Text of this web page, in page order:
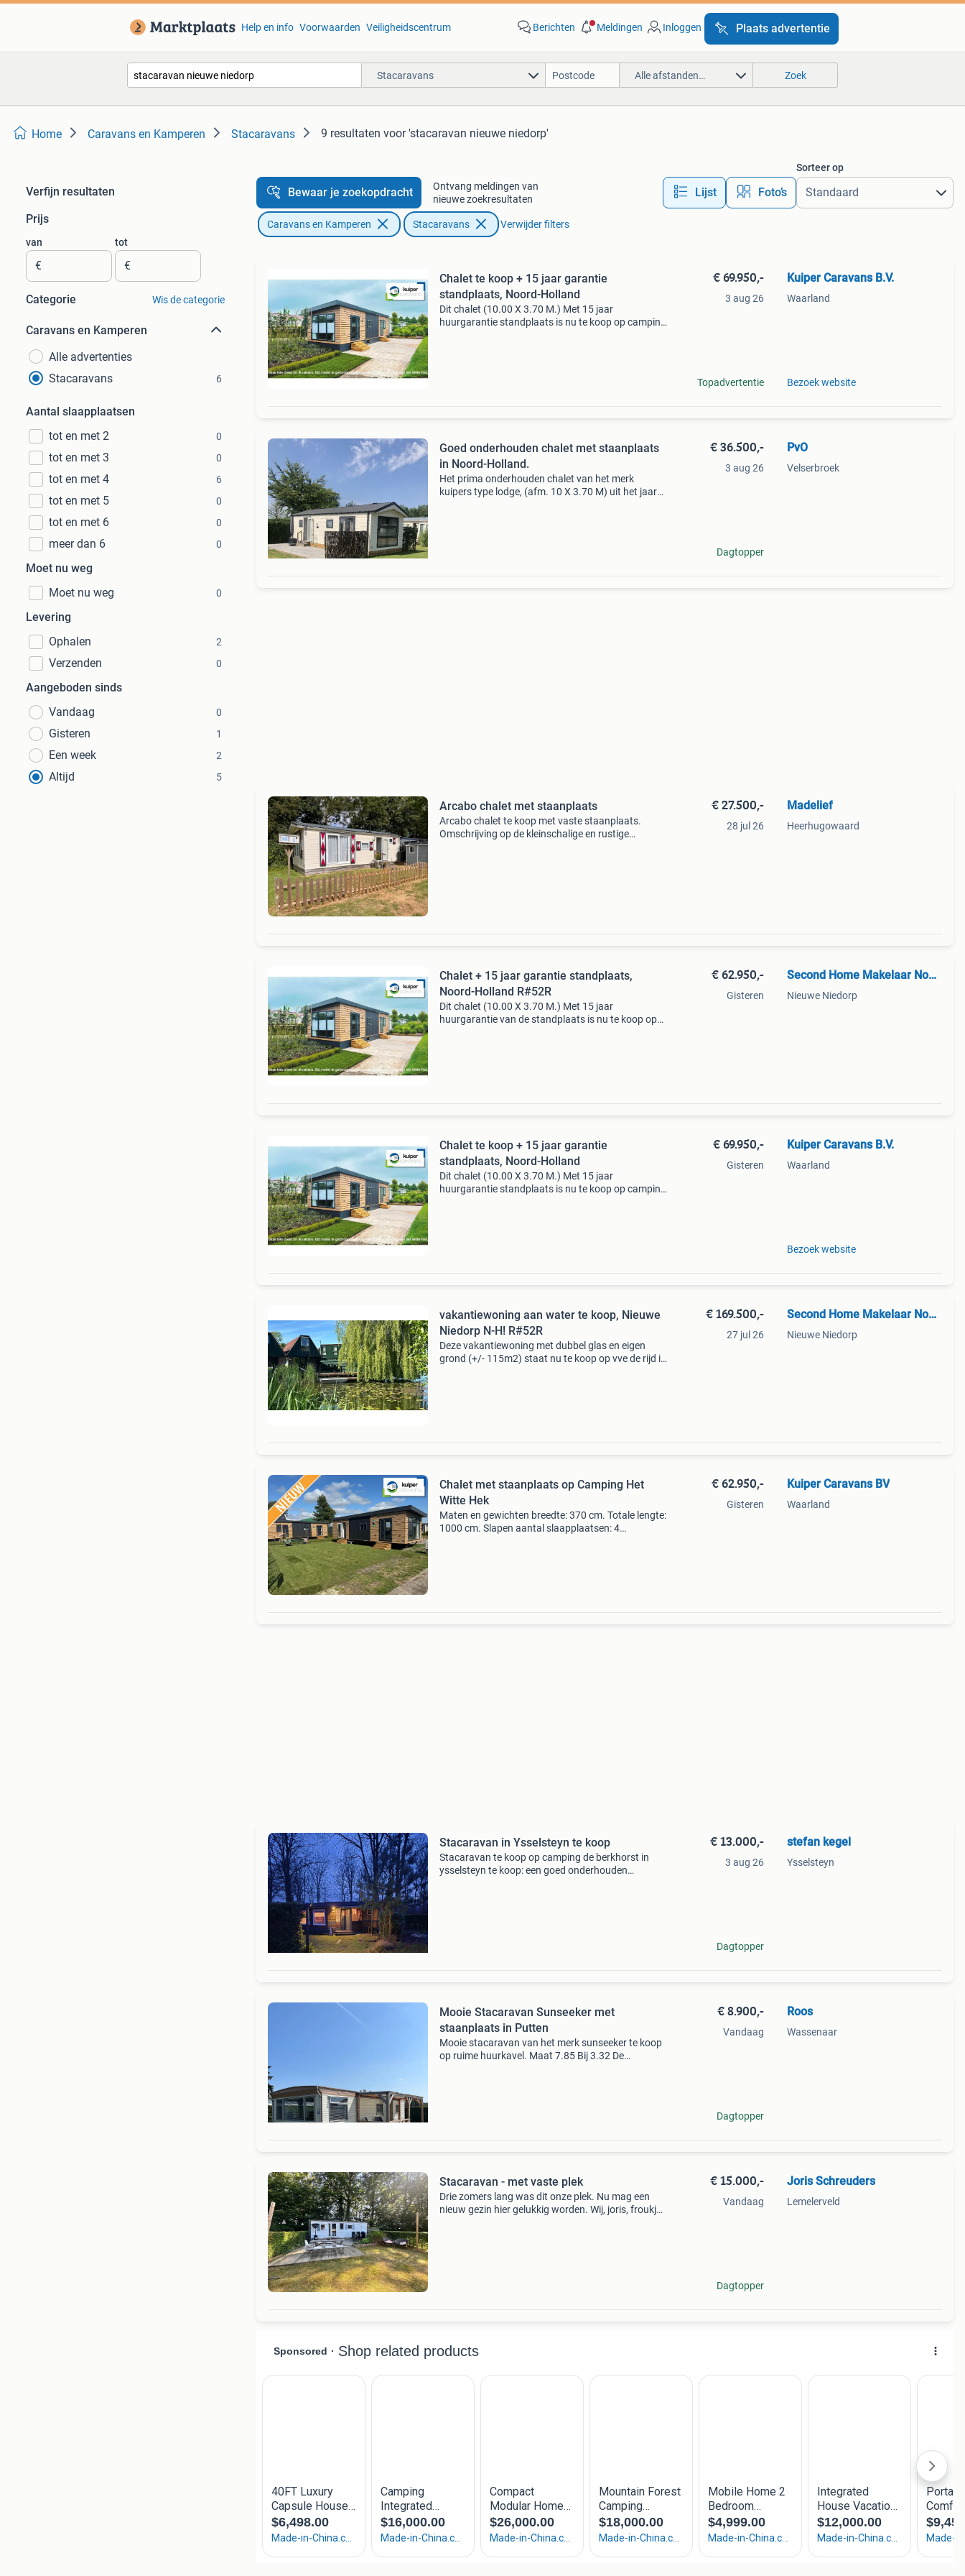
Help en info Voorwaarden Veiligheidscentrum Berichten Meldingen Inloggen Plaats advertentie
Stacaravans Alle afstanden… Zoek
Home Caravans en Kamperen Stacaravans 9 resultaten voor 'stacaravan nieuwe niedorp'
Verfijn resultaten
Prijs
van
€
tot
€
Categorie Wis de categorie
Caravans en Kamperen
Alle advertenties
Stacaravans
6
Aantal slaapplaatsen
tot en met 2
0
tot en met 3 0
tot en met 4 6
tot en met 5 0
tot en met 6 0
meer dan 6 0
Moet nu weg
Moet nu weg
0
Levering
Ophalen
2
Verzenden 0
Aangeboden sinds
Vandaag
0
Gisteren 1
Een week 2
Altijd 5
Bewaar je zoekopdracht
Ontvang meldingen van
nieuwe zoekresultaten
Lijst Foto’s
Sorteer op
Caravans en Kamperen Stacaravans Verwijder filters
Chalet te koop + 15 jaar garantie
standplaats, Noord-Holland
Dit chalet (10.00 X 3.70 M.) Met 15 jaar
huurgarantie standplaats is nu te koop op camping
€ 69.950,-
3 aug 26
Topadvertentie
Kuiper Caravans B.V.
Waarland
Bezoek website
Goed onderhouden chalet met staanplaats
in Noord-Holland.
Het prima onderhouden chalet van het merk
kuipers type lodge, (afm. 10 X 3.70 M) uit het jaar
€ 36.500,-
3 aug 26
Dagtopper
PvO
Velserbroek
Arcabo chalet met staanplaats
Arcabo chalet te koop met vaste staanplaats.
Omschrijving op de kleinschalige en rustige
€ 27.500,-
28 jul 26
Madelief
Heerhugowaard
Chalet + 15 jaar garantie standplaats,
Noord-Holland R#52R
Dit chalet (10.00 X 3.70 M.) Met 15 jaar
huurgarantie van de standplaats is nu te koop op
€ 62.950,-
Gisteren
Second Home Makelaar Noord/Zuid-Holland en Friesland
Nieuwe Niedorp
Chalet te koop + 15 jaar garantie
standplaats, Noord-Holland
Dit chalet (10.00 X 3.70 M.) Met 15 jaar
huurgarantie standplaats is nu te koop op camping
€ 69.950,-
Gisteren
Kuiper Caravans B.V.
Waarland
Bezoek website
vakantiewoning aan water te koop, Nieuwe
Niedorp N-H! R#52R
Deze vakantiewoning met dubbel glas en eigen
grond (+/- 115m2) staat nu te koop op vve de rijd in
€ 169.500,-
27 jul 26
Second Home Makelaar Noord/Zuid-Holland en Friesland
Nieuwe Niedorp
Chalet met staanplaats op Camping Het
Witte Hek
Maten en gewichten breedte: 370 cm. Totale lengte:
1000 cm. Slapen aantal slaapplaatsen: 4
€ 62.950,-
Gisteren
Kuiper Caravans BV
Waarland
Stacaravan in Ysselsteyn te koop
Stacaravan te koop op camping de berkhorst in
ysselsteyn te koop: een goed onderhouden
€ 13.000,-
3 aug 26
Dagtopper
stefan kegel
Ysselsteyn
Mooie Stacaravan Sunseeker met
staanplaats in Putten
Mooie stacaravan van het merk sunseeker te koop
op ruime huurkavel. Maat 7.85 Bij 3.32 De
€ 8.900,-
Vandaag
Dagtopper
Roos
Wassenaar
Stacaravan - met vaste plek
Drie zomers lang was dit onze plek. Nu mag een
nieuw gezin hier gelukkig worden. Wij, joris, froukje
€ 15.000,-
Vandaag
Dagtopper
Joris Schreuders
Lemelerveld